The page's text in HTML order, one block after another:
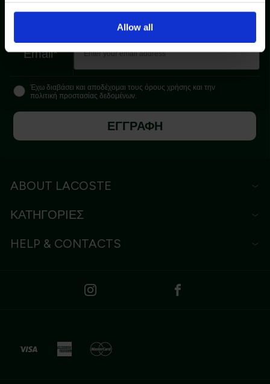
Allow all
Email*
Έχω διαβάσει και αποδέχομαι τους όρους χρήσης και την
πολιτική προστασίας δεδομένων.
ΕΓΓΡΑΦΗ
ABOUT LACOSTE
ΚΑΤΗΓΟΡΙΕΣ
HELP & CONTACTS